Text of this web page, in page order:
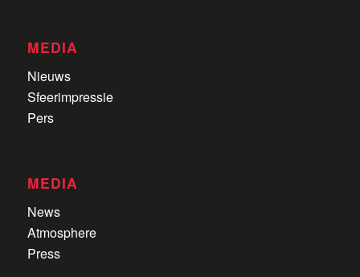
MEDIA
Nieuws
Sfeerimpressie
Pers
MEDIA
News
Atmosphere
Press